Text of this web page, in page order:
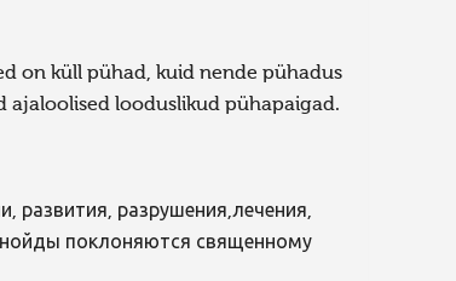
on küll pühad, kuid nende pühadus
ajaloolised looduslikud pühapaigad.
развития, разрушения,лечения,
поклоняются священному